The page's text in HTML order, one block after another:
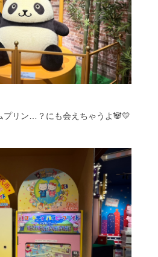
プリン…？にも会えちゃうよ🐼💛